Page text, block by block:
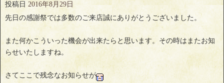
投稿日 2016年8月29日
先日の感謝祭では多数のご来店誠にありがとうございました。
また何かこういった機会が出来たらと思います。その時はまたお知
らせいたしますね。
さてここで残念なお知らせが